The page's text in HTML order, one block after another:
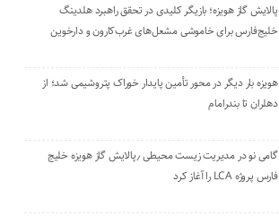
پالایش گاز هویزه؛ بازیگر کلیدی در تحقق راهبرد هلدینگ
خلیج‌فارس برای خاموشی مشعل‌های غرب‌کارون و دارخوین
هویزه بار دیگر در محور تأمین پایدار خوراک پتروشیمی شد؛ از
دهلران تا بندرامام
گامی نو در مدیریت زیست ‌محیطی ٫پالایش گاز هویزه خلیج
‌فارس پروژه LCA را آغاز کرد